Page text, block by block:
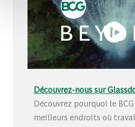
Découvrez-nous sur
Découvrez pourquoi le
meilleurs endroits où